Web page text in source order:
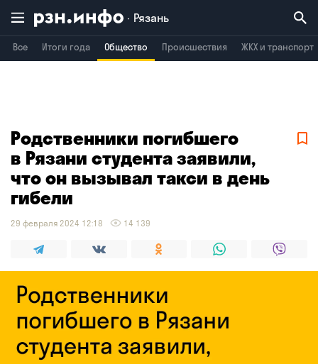
Рязань
Все Итоги года Общество Происшествия ЖКХ и транспорт
Воронеж Брянск
Родственники погибшего
в Рязани студента заявили,
что он вызывал такси в день
гибели
29 февраля 2024 12:18 14 139